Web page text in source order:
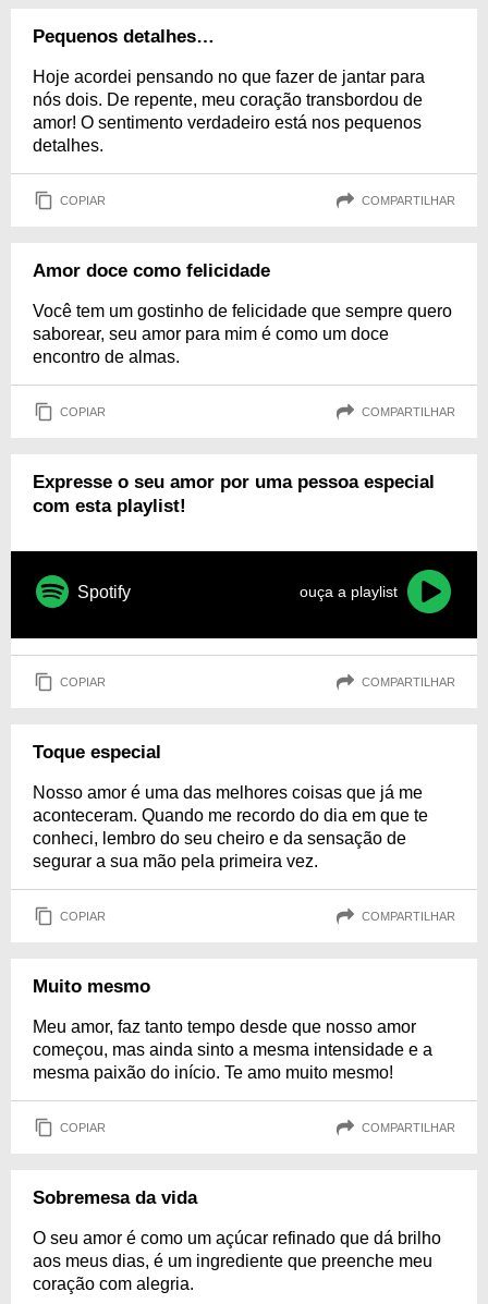
Pequenos detalhes…
Hoje acordei pensando no que fazer de jantar para
nós dois. De repente, meu coração transbordou de
amor! O sentimento verdadeiro está nos pequenos
detalhes.
COPIAR COMPARTILHAR
Amor doce como felicidade
Você tem um gostinho de felicidade que sempre quero
saborear, seu amor para mim é como um doce
encontro de almas.
COPIAR COMPARTILHAR
Expresse o seu amor por uma pessoa especial
com esta playlist!
Spotify ouça a playlist
COPIAR COMPARTILHAR
Toque especial
Nosso amor é uma das melhores coisas que já me
aconteceram. Quando me recordo do dia em que te
conheci, lembro do seu cheiro e da sensação de
segurar a sua mão pela primeira vez.
COPIAR COMPARTILHAR
Muito mesmo
Meu amor, faz tanto tempo desde que nosso amor
começou, mas ainda sinto a mesma intensidade e a
mesma paixão do início. Te amo muito mesmo!
COPIAR COMPARTILHAR
Sobremesa da vida
O seu amor é como um açúcar refinado que dá brilho
aos meus dias, é um ingrediente que preenche meu
coração com alegria.